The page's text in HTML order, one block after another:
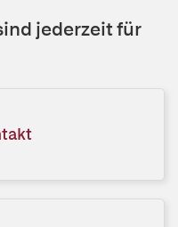
jederzeit für